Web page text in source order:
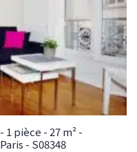
pièce - 27 m² -
- S08348